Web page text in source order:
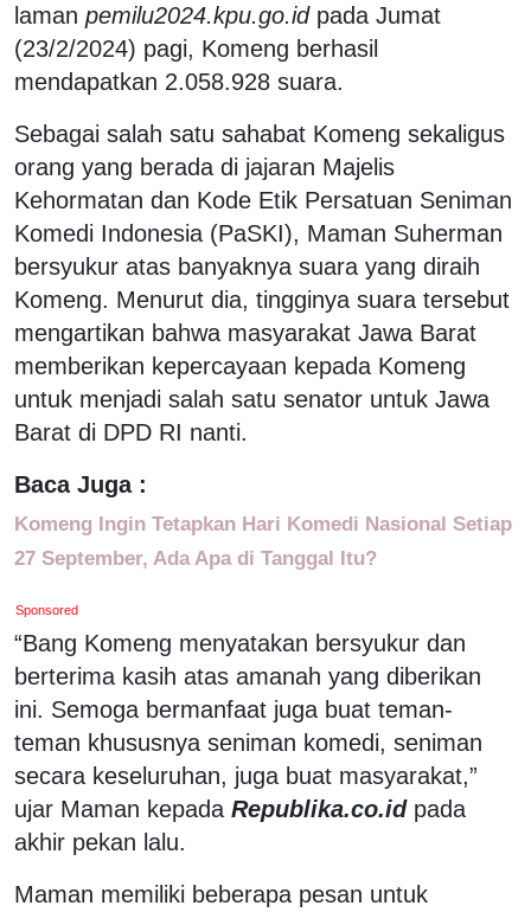
laman pemilu2024.kpu.go.idpada Jumat
(23/2/2024) pagi, Komeng berhasil
mendapatkan 2.058.928 suara.
Sebagai salah satu sahabat Komeng sekaligus
orang yang berada di jajaran Majelis
Kehormatan dan Kode Etik Persatuan Seniman
Komedi Indonesia (PaSKI), Maman Suherman
bersyukur atas banyaknya suara yang diraih
Komeng. Menurut dia, tingginya suara tersebut
mengartikan bahwa masyarakat Jawa Barat
memberikan kepercayaan kepada Komeng
untuk menjadi salah satu senator untuk Jawa
Barat di DPD RI nanti.
Baca Juga :
Komeng Ingin Tetapkan Hari Komedi Nasional Setiap
27 September, Ada Apa di Tanggal Itu?
Sponsored
“Bang Komeng menyatakan bersyukur dan
berterima kasih atas amanah yang diberikan
ini. Semoga bermanfaat juga buat teman-
teman khususnya seniman komedi, seniman
secara keseluruhan, juga buat masyarakat,”
ujar Maman kepada Republika.co.id pada
akhir pekan lalu.
Maman memiliki beberapa pesan untuk